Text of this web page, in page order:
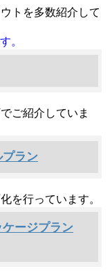
トを多数紹介して
。
ご紹介していま
ラン
を行っています。
ージプラン